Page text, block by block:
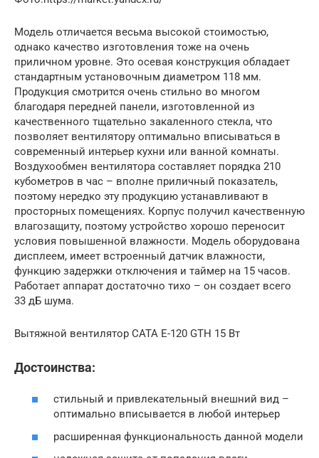
Модель отличается весьма высокой стоимостью,
однако качество изготовления тоже на очень
приличном уровне. Это осевая конструкция обладает
стандартным установочным диаметром 118 мм.
Продукция смотрится очень стильно во многом
благодаря передней панели, изготовленной из
качественного тщательно закаленного стекла, что
позволяет вентилятору оптимально вписываться в
современный интерьер кухни или ванной комнаты.
Воздухообмен вентилятора составляет порядка 210
кубометров в час – вполне приличный показатель,
поэтому нередко эту продукцию устанавливают в
просторных помещениях. Корпус получил качественную
влагозащиту, поэтому устройство хорошо переносит
условия повышенной влажности. Модель оборудована
дисплеем, имеет встроенный датчик влажности,
функцию задержки отключения и таймер на 15 часов.
Работает аппарат достаточно тихо – он создает всего
33 дБ шума.
Вытяжной вентилятор CATA E-120 GTH 15 Вт
Достоинства:
стильный и привлекательный внешний вид –
оптимально вписывается в любой интерьер
расширенная функциональность данной модели